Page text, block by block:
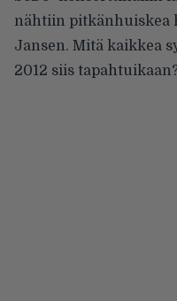
nähtiin pitkänhuiskea
Jansen. Mitä kaikkea
2012 siis